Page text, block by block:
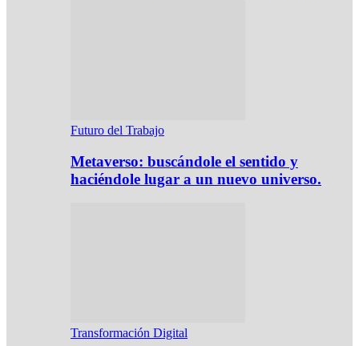
Futuro del Trabajo
Metaverso: buscándole el sentido y
haciéndole lugar a un nuevo universo.
Transformación Digital